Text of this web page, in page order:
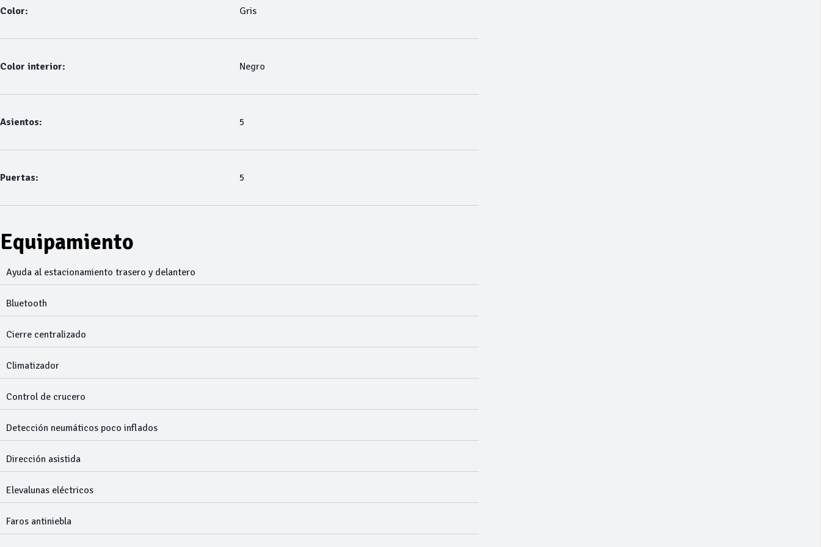
Color: Gris
Color interior: Negro
Asientos: 5
Puertas: 5
Equipamiento
Ayuda al estacionamiento trasero y delantero
Bluetooth
Cierre centralizado
Climatizador
Control de crucero
Detección neumáticos poco inflados
Dirección asistida
Elevalunas eléctricos
Faros antiniebla